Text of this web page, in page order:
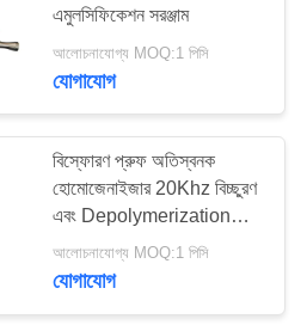
শিং
এমুলসিফিকেশন সরঞ্জাম
আলোচনাযোগ্য MOQ:1 পিসি
যোগাযোগ
বিস্ফোরণ প্রুফ অতিস্বনক
হোমোজেনাইজার 20Khz বিচ্ছুরণ
এবং Depolymerization
আলোচনাযোগ্য MOQ:1 পিসি
যোগাযোগ